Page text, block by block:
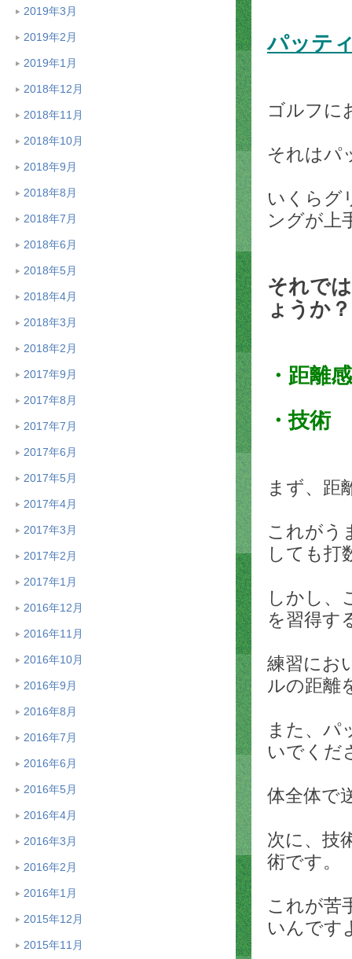
2019年3月
2019年2月
2019年1月
2018年12月
2018年11月
2018年10月
2018年9月
2018年8月
2018年7月
2018年6月
2018年5月
2018年4月
2018年3月
2018年2月
2017年9月
2017年8月
2017年7月
2017年6月
2017年5月
2017年4月
2017年3月
2017年2月
2017年1月
2016年12月
2016年11月
2016年10月
2016年9月
2016年8月
2016年7月
2016年6月
2016年5月
2016年4月
2016年3月
2016年2月
2016年1月
2015年12月
2015年11月
パッテ
ゴルフに
それはパ
いくらグ
ングが上
それで
ょうか？
・距離感
・技術
まず、距
これがう
しても打
しかし、
を習得す
練習にお
ルの距離
また、パ
いでくだ
体全体で
次に、技
術です。
これが苦
いんです